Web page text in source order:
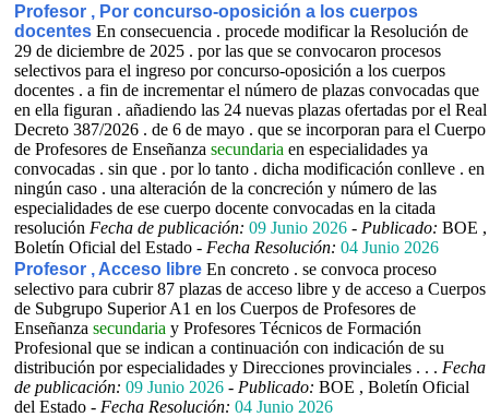
Profesor , Por concurso-oposición a los cuerpos
docentes En consecuencia . procede modificar la Resolución de
29 de diciembre de 2025 . por las que se convocaron procesos
selectivos para el ingreso por concurso-oposición a los cuerpos
docentes . a fin de incrementar el número de plazas convocadas que
en ella figuran . añadiendo las 24 nuevas plazas ofertadas por el Real
Decreto 387/2026 . de 6 de mayo . que se incorporan para el Cuerpo
de Profesores de Enseñanza secundaria en especialidades ya
convocadas . sin que . por lo tanto . dicha modificación conlleve . en
ningún caso . una alteración de la concreción y número de las
especialidades de ese cuerpo docente convocadas en la citada
resolución Fecha de publicación: 09 Junio 2026 - Publicado: BOE ,
Boletín Oficial del Estado - Fecha Resolución: 04 Junio 2026
Profesor , Acceso libre En concreto . se convoca proceso
selectivo para cubrir 87 plazas de acceso libre y de acceso a Cuerpos
de Subgrupo Superior A1 en los Cuerpos de Profesores de
Enseñanza secundaria y Profesores Técnicos de Formación
Profesional que se indican a continuación con indicación de su
distribución por especialidades y Direcciones provinciales . . . Fecha
de publicación: 09 Junio 2026 - Publicado: BOE , Boletín Oficial
del Estado - Fecha Resolución: 04 Junio 2026